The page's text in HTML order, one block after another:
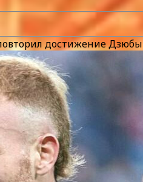
достижение Дзюбы